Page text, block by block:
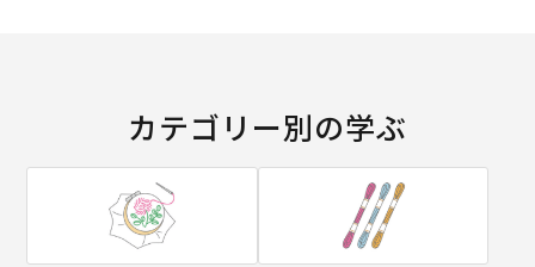
カテゴリー別の学ぶ